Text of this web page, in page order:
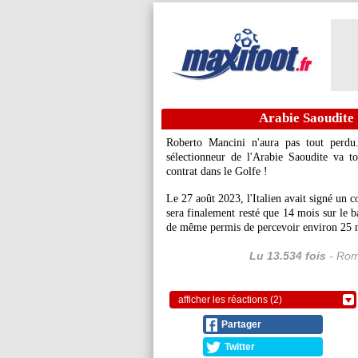
Arabie
Roberto Mancini n'aura pas tout
sélectionneur de l'Arabie Saoudite va
contrat dans le Golfe !
Le 27 août 2023, l'Italien avait signé un
sera finalement resté que 14 mois sur le
de même permis de percevoir environ 25
Lu 13.534 fois -
afficher les réactions (2)
Partager
Twitter